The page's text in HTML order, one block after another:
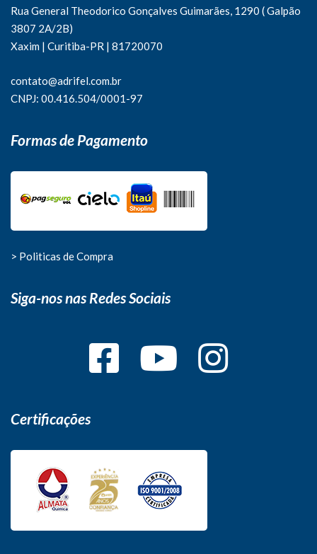
Rua General Theodorico Gonçalves Guimarães, 1290 ( Galpão
3807 2A/2B)
Xaxim | Curitiba-PR | 81720070
contato@adrifel.com.br
CNPJ: 00.416.504/0001-97
Formas de Pagamento
> Politicas de Compra
Siga-nos nas Redes Sociais
Certificações